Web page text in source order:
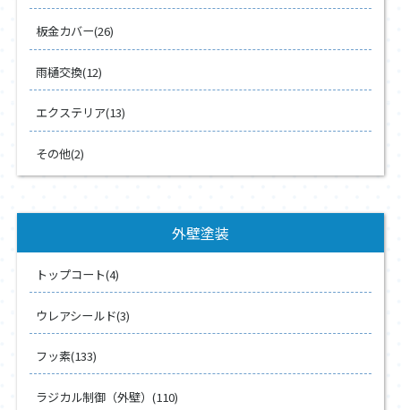
板金カバー(26)
雨樋交換(12)
エクステリア(13)
その他(2)
外壁塗装
トップコート(4)
ウレアシールド(3)
フッ素(133)
ラジカル制御（外壁）(110)